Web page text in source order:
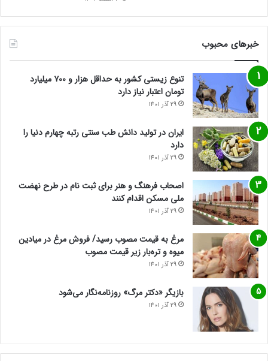
خبرهای محبوب
تنوع زیستی کشور به حداقل هزار و ۷۰۰ میلیارد
تومان اعتبار نیاز دارد
29 آذر 1401
ایران در تولید دانش طب سنتی رتبه چهارم دنیا را
دارد
29 آذر 1401
اصحاب فرهنگ و هنر برای ثبت نام در طرح نهضت
ملی مسکن اقدام کنند
29 آذر 1401
مرغ به قیمت مصوب رسید/ فروش مرغ در میادین
میوه و تره‌بار زیر قیمت مصوب
29 آذر 1401
بازیگر «دکتر مرگ» روزنامه‌نگار می‌شود
29 آذر 1401